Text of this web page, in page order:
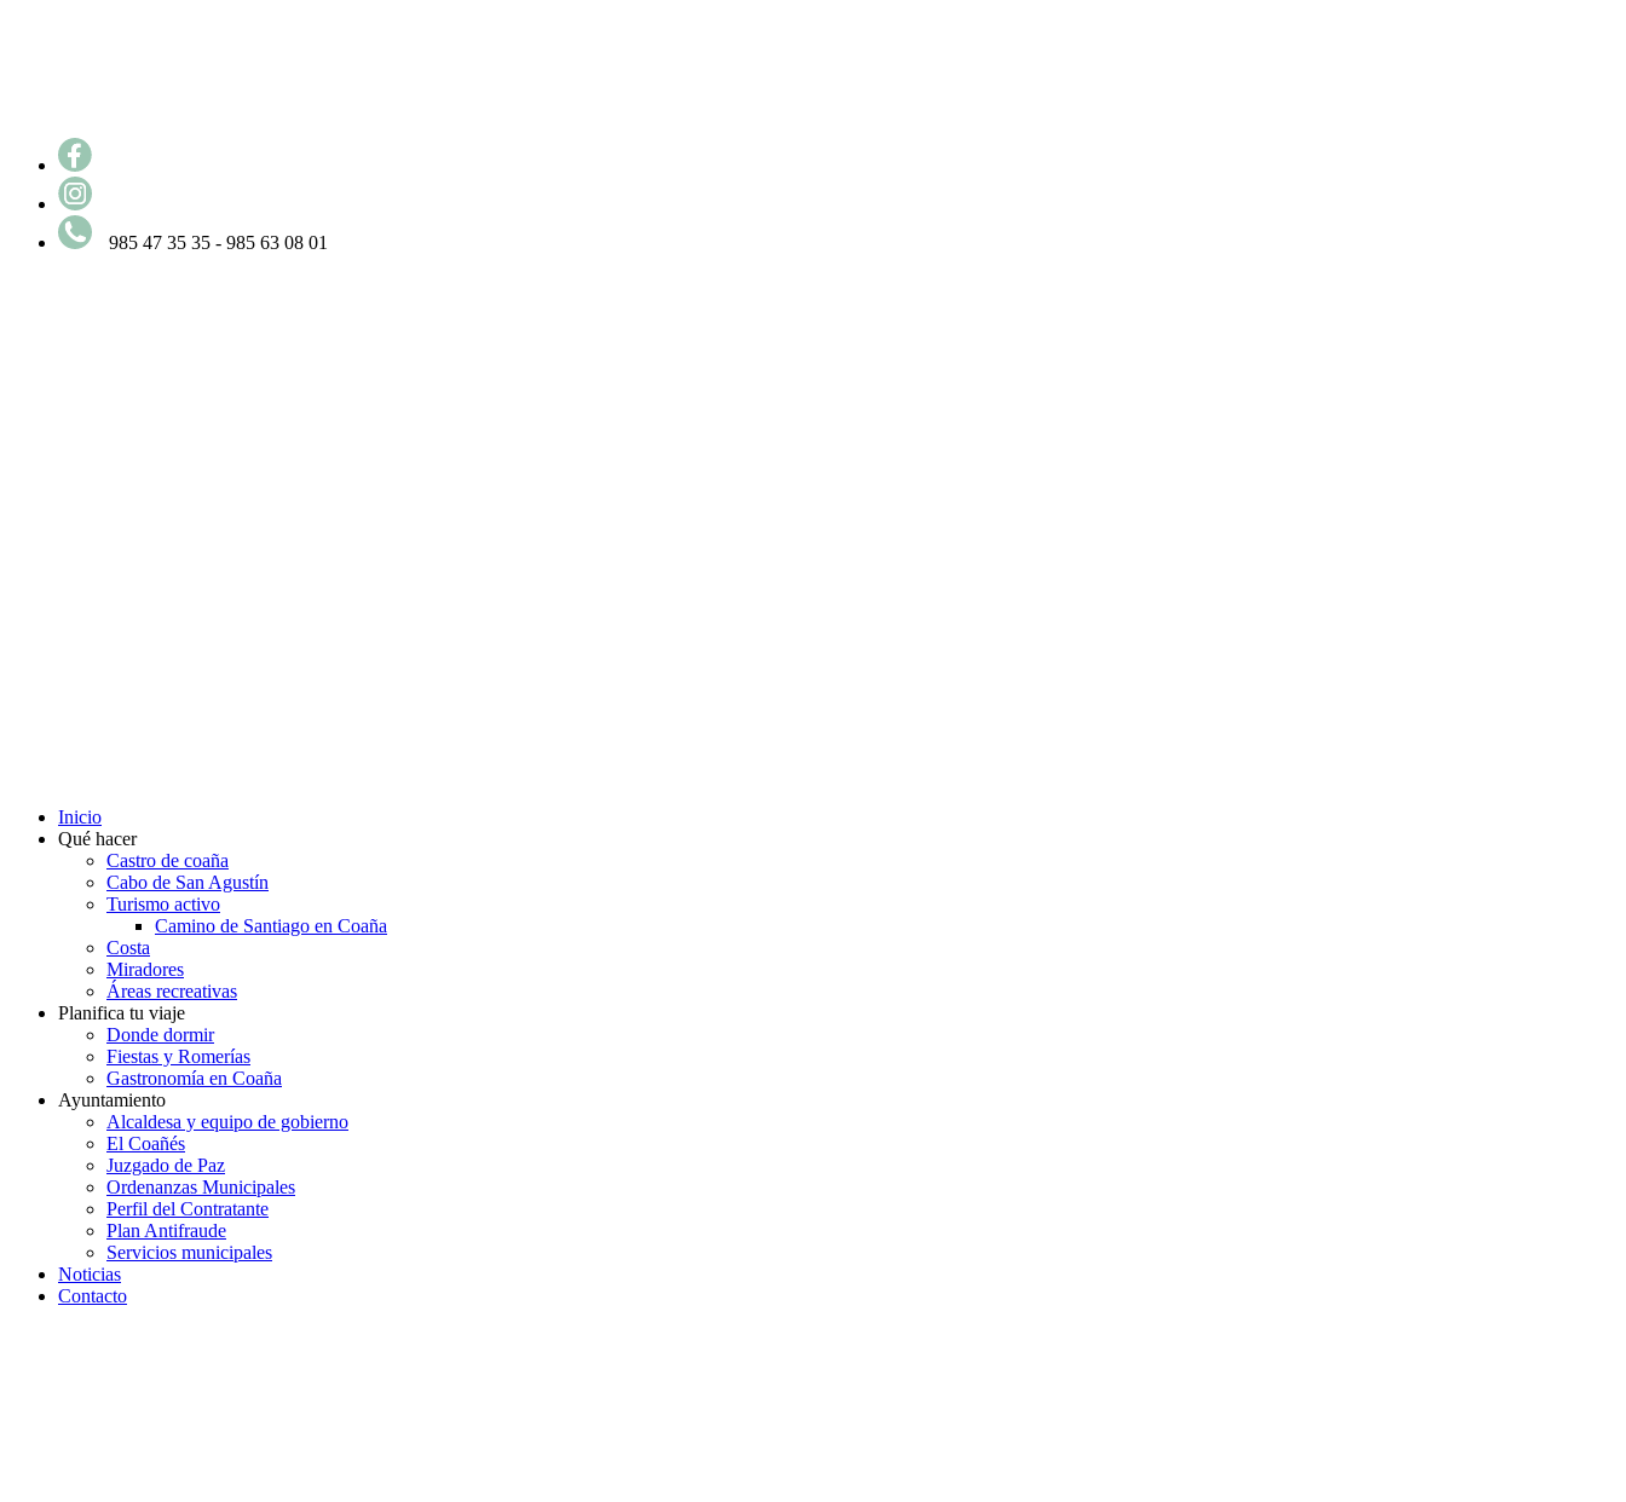
985 47 35 35 - 985 63 08 01
Inicio
Qué hacer
Castro de coaña
Cabo de San Agustín
Turismo activo
Camino de Santiago en Coaña
Costa
Miradores
Áreas recreativas
Planifica tu viaje
Donde dormir
Fiestas y Romerías
Gastronomía en Coaña
Ayuntamiento
Alcaldesa y equipo de gobierno
El Coañés
Juzgado de Paz
Ordenanzas Municipales
Perfil del Contratante
Plan Antifraude
Servicios municipales
Noticias
Contacto